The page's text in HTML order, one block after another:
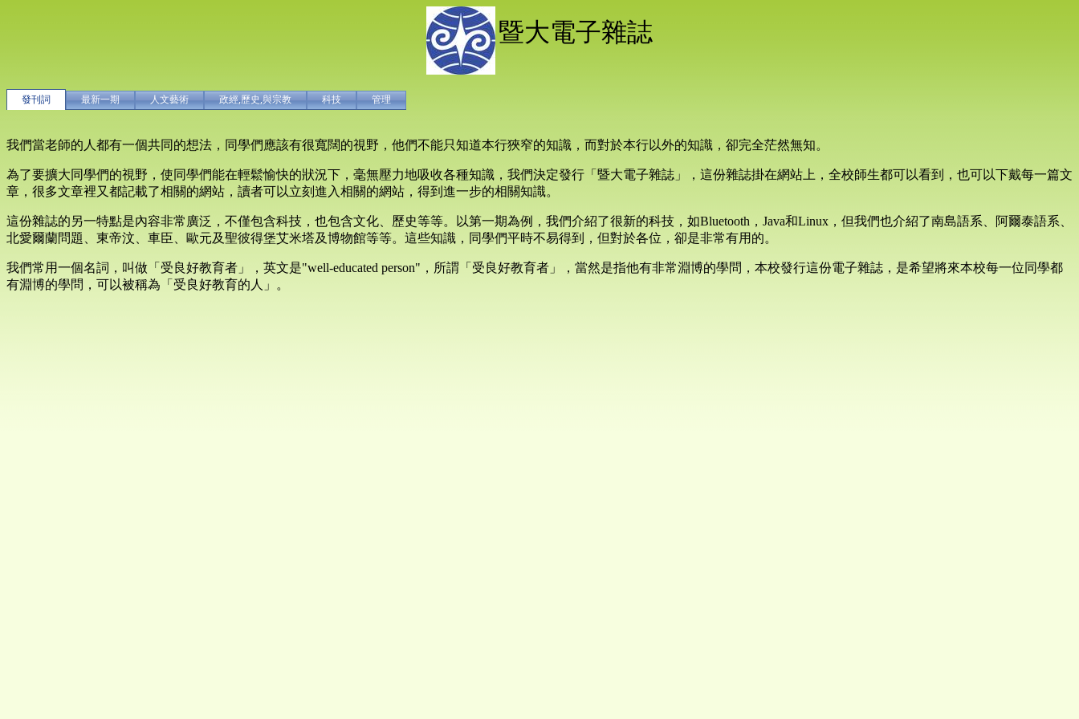
暨大電子雜誌
發刊詞 最新一期 人文藝術 政經,歷史,與宗教 科技 管理
我們當老師的人都有一個共同的想法，同學們應該有很寬闊的視野，他們不能只知道本行狹窄的知識，而對於本行以外的知識，卻完全茫然無知。
為了要擴大同學們的視野，使同學們能在輕鬆愉快的狀況下，毫無壓力地吸收各種知識，我們決定發行「暨大電子雜誌」，這份雜誌掛在網站上，全校師生都可以看到，也可以下戴每一篇文
章，很多文章裡又都記載了相關的網站，讀者可以立刻進入相關的網站，得到進一步的相關知識。
這份雜誌的另一特點是內容非常廣泛，不僅包含科技，也包含文化、歷史等等。以第一期為例，我們介紹了很新的科技，如Bluetooth，Java和Linux，但我們也介紹了南島語系、阿爾泰語系、
北愛爾蘭問題、東帝汶、車臣、歐元及聖彼得堡艾米塔及博物館等等。這些知識，同學們平時不易得到，但對於各位，卻是非常有用的。
我們常用一個名詞，叫做「受良好教育者」，英文是"well-educated person"，所謂「受良好教育者」，當然是指他有非常淵博的學問，本校發行這份電子雜誌，是希望將來本校每一位同學都
有淵博的學問，可以被稱為「受良好教育的人」。